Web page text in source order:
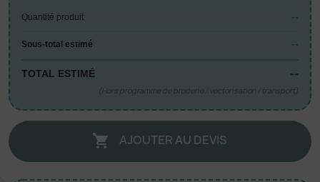
Quantité produit --
Sous-total estimé --
TOTAL ESTIMÉ --
(Hors programme de broderie / vectorisation / transport)
 AJOUTER AU DEVIS